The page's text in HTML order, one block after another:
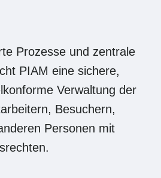
Prozesse und zentrale
PIAM eine sichere,
Verwaltung der
Besuchern,
Personen mit